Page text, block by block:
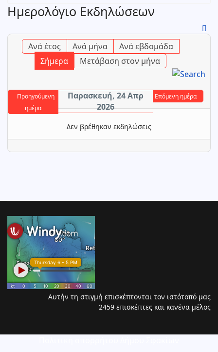
Ημερολόγιο Εκδηλώσεων
Ανά έτος Ανά μήνα
Ανά εβδομάδα
Σήμερα
Μετάβαση στον μήνα
Προηγούμενη
ημέρα
Παρασκευή, 24 Απρ
2026
Επόμενη ημέρα
Δεν βρέθηκαν εκδηλώσεις
Αυτήν τη στιγμή επισκέπτονται τον ιστότοπό μας
2459 επισκέπτες και κανένα μέλος